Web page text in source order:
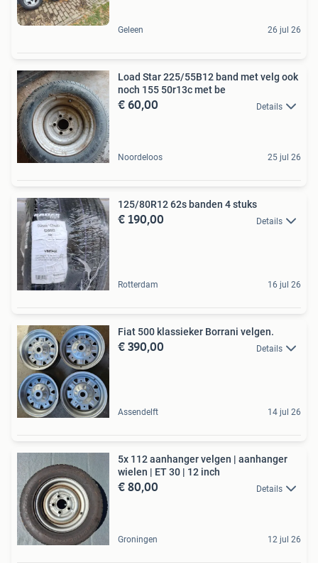
Geleen 26 jul 26
Load Star 225/55B12 band met velg ook
noch 155 50r13c met be
€ 60,00 Details
Noordeloos 25 jul 26
125/80R12 62s banden 4 stuks
€ 190,00 Details
Rotterdam 16 jul 26
Fiat 500 klassieker Borrani velgen.
€ 390,00 Details
Assendelft 14 jul 26
5x 112 aanhanger velgen | aanhanger
wielen | ET 30 | 12 inch
€ 80,00 Details
Groningen 12 jul 26